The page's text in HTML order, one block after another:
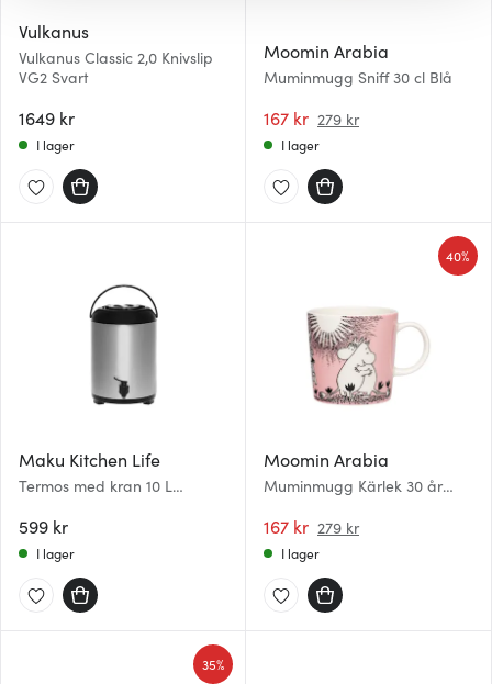
hemsidan ännu bättre. Du bestämmer själv vilka cookies
som du vill dela med dig av.
Vulkanus
Vulkanus Classic 2,0 Knivslip
VG2 Svart
1649 kr
I lager
Moomin Arabia
Muminmugg Sniff 30 cl Blå
167 kr 279 kr
I lager
Maku Kitchen Life
Termos med kran 10 L
599 kr
I lager
Moomin Arabia
Muminmugg Kärlek 30 år
167 kr 279 kr
40%
I lager
35%